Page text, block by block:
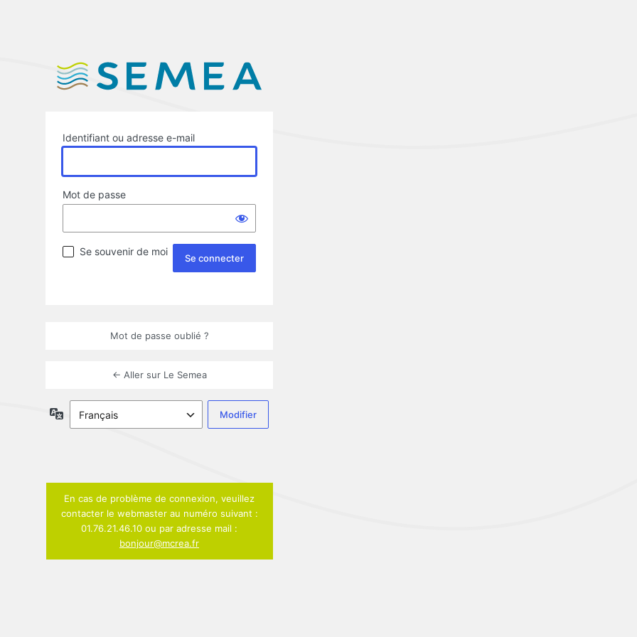
Identifiant ou adresse e-mail
Mot de passe
Se souvenir de moi
Mot de passe oublié ?
← Aller sur Le Semea
Langue
En cas de problème de connexion, veuillez
contacter le webmaster au numéro suivant :
01.76.21.46.10 ou par adresse mail :
bonjour@mcrea.fr